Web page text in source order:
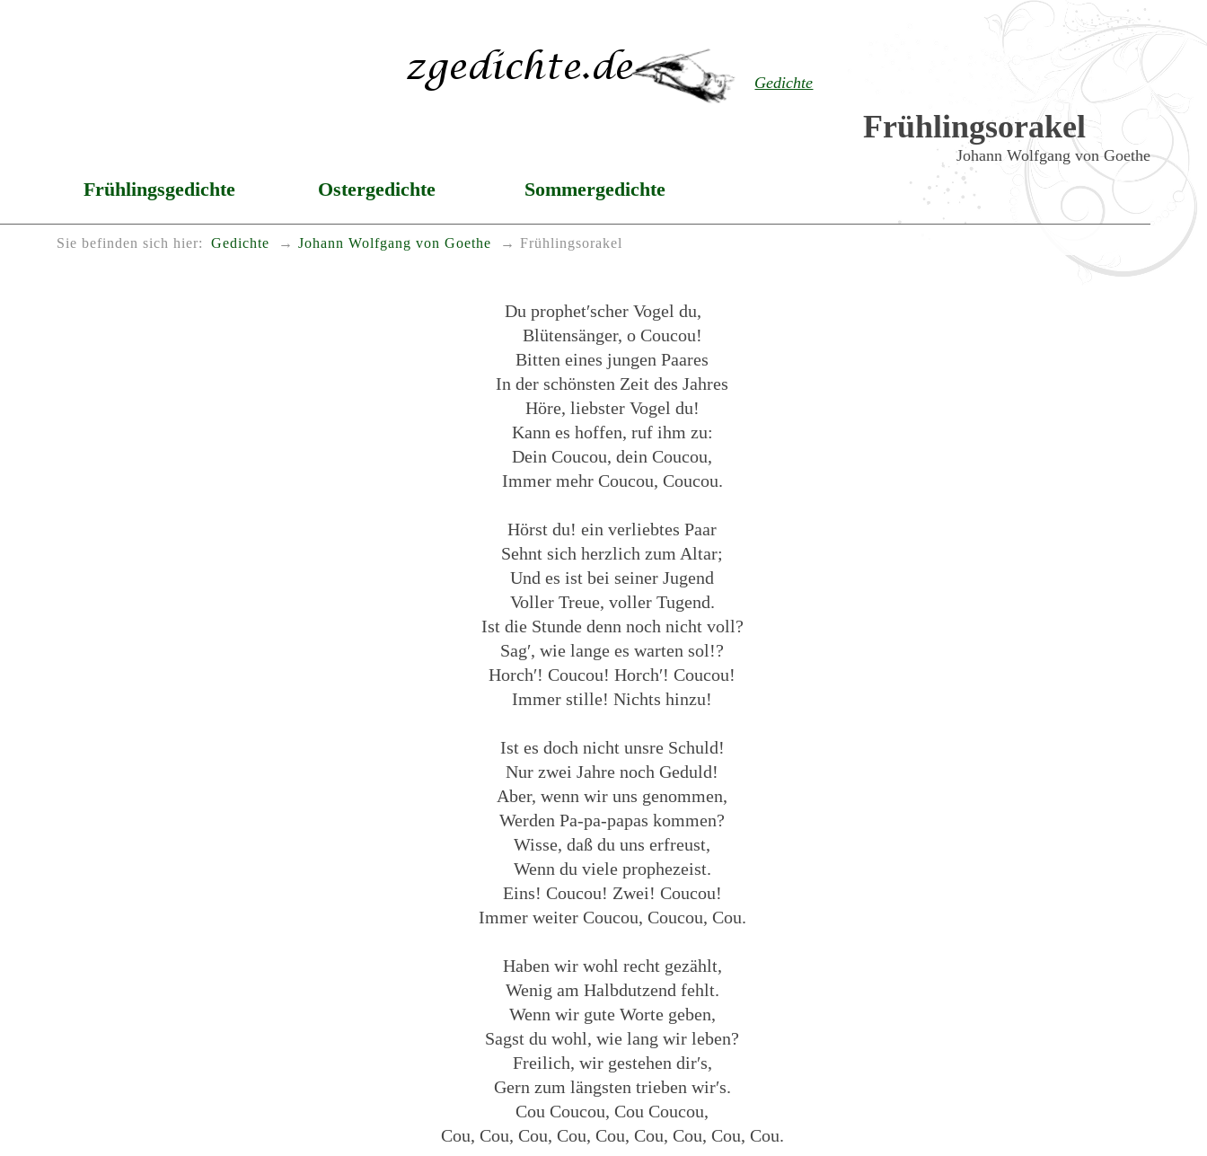
Gedichte
Frühlingsorakel
Johann Wolfgang von Goethe
Frühlingsgedichte Ostergedichte Sommergedichte
Sie befinden sich hier: Gedichte Johann Wolfgang von Goethe Frühlingsorakel
Du prophet′scher Vogel du,
Blütensänger, o Coucou!
Bitten eines jungen Paares
In der schönsten Zeit des Jahres
Höre, liebster Vogel du!
Kann es hoffen, ruf ihm zu:
Dein Coucou, dein Coucou,
Immer mehr Coucou, Coucou.
Hörst du! ein verliebtes Paar
Sehnt sich herzlich zum Altar;
Und es ist bei seiner Jugend
Voller Treue, voller Tugend.
Ist die Stunde denn noch nicht voll?
Sag′, wie lange es warten sol!?
Horch′! Coucou! Horch′! Coucou!
Immer stille! Nichts hinzu!
Ist es doch nicht unsre Schuld!
Nur zwei Jahre noch Geduld!
Aber, wenn wir uns genommen,
Werden Pa-pa-papas kommen?
Wisse, daß du uns erfreust,
Wenn du viele prophezeist.
Eins! Coucou! Zwei! Coucou!
Immer weiter Coucou, Coucou, Cou.
Haben wir wohl recht gezählt,
Wenig am Halbdutzend fehlt.
Wenn wir gute Worte geben,
Sagst du wohl, wie lang wir leben?
Freilich, wir gestehen dir′s,
Gern zum längsten trieben wir′s.
Cou Coucou, Cou Coucou,
Cou, Cou, Cou, Cou, Cou, Cou, Cou, Cou, Cou.